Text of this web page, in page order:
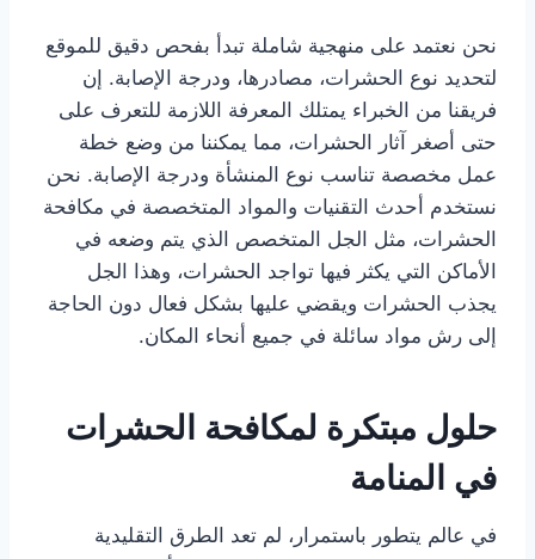
نحن نعتمد على منهجية شاملة تبدأ بفحص دقيق للموقع
لتحديد نوع الحشرات، مصادرها، ودرجة الإصابة. إن
فريقنا من الخبراء يمتلك المعرفة اللازمة للتعرف على
حتى أصغر آثار الحشرات، مما يمكننا من وضع خطة
عمل مخصصة تناسب نوع المنشأة ودرجة الإصابة. نحن
نستخدم أحدث التقنيات والمواد المتخصصة في مكافحة
الحشرات، مثل الجل المتخصص الذي يتم وضعه في
الأماكن التي يكثر فيها تواجد الحشرات، وهذا الجل
يجذب الحشرات ويقضي عليها بشكل فعال دون الحاجة
إلى رش مواد سائلة في جميع أنحاء المكان.
حلول مبتكرة لمكافحة الحشرات
في المنامة
في عالم يتطور باستمرار، لم تعد الطرق التقليدية